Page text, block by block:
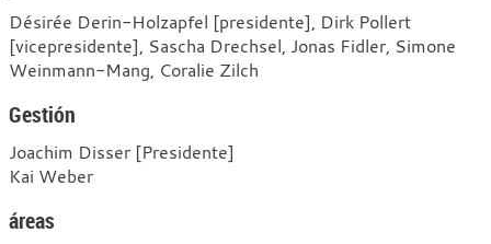
Désirée Derin-Holzapfel [presidente], Dirk Pollert
[vicepresidente], Sascha Drechsel, Jonas Fidler, Simone
Weinmann-Mang, Coralie Zilch
Gestión
Joachim Disser [Presidente]
Kai Weber
áreas